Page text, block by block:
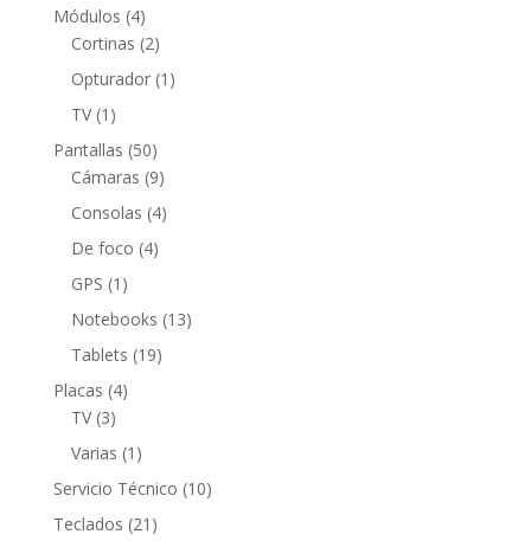
Módulos 44
productos
Cortinas 22
productos
Opturador 1 1
TV 1 1
producto
Pantallas 5050
productos
Cámaras 99
productos
Consolas 44
De foco 44
GPS 1 1
producto
Notebooks 1313
Tablets 1919
Placas 44
TV 33
productos
Varias 1 1
producto
Servicio Técnico 1010
Teclados 21 21